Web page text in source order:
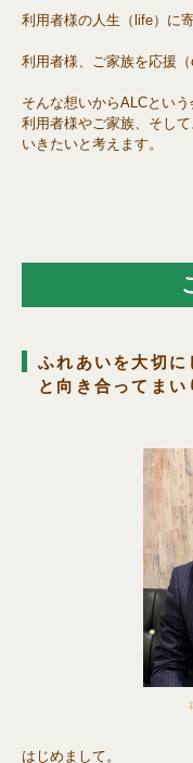
利用者様の人生（life）に
利用者様、ご家族を応援（
そんな想いからALCという
利用者様やご家族、そし
いきたいと考えます。
ふれあいを大切に
と向き合ってまい
はじめまして。